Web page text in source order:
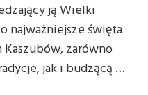
ją Wielki
najważniejsze święta
zarówno
jak i budzącą …